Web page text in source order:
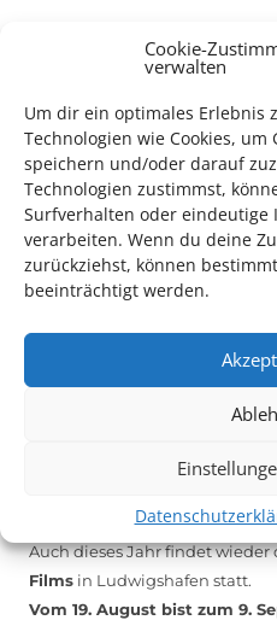
Cookie-
verwalten
Um dir ein optimales Erlebnis
Technologien wie Cookies,
speichern und/oder darauf
Technologien zustimmst,
Surfverhalten oder eindeutige
verarbeiten. Wenn du deine
zurückziehst, können
beeinträchtigt werden.
TECHNIK SUPPORT GESUCHT!
Mithilfe im Bereich Technik
.
melden Sie sich unter
*KULTURTIPP SOMMERPAUSE:
Auch dieses Jahr findet wieder
Films in Ludwigshafen statt.
Vom 19. August bist zum 9.